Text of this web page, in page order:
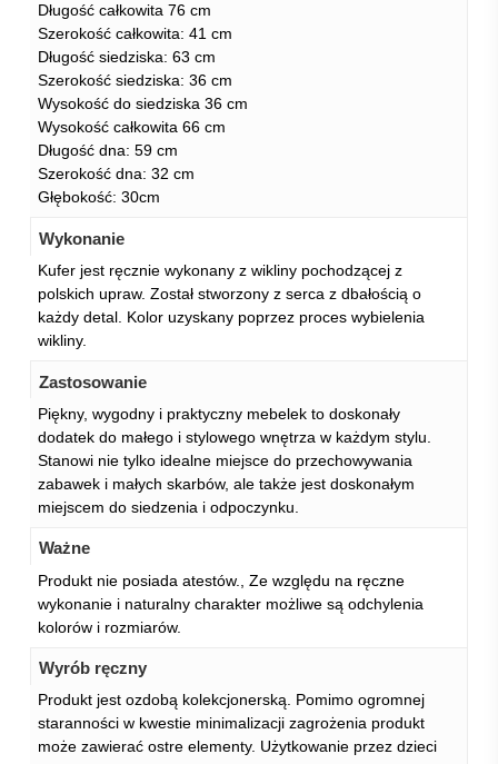
Długość całkowita 76 cm
Szerokość całkowita: 41 cm
Długość siedziska: 63 cm
Szerokość siedziska: 36 cm
Wysokość do siedziska 36 cm
Wysokość całkowita 66 cm
Długość dna: 59 cm
Szerokość dna: 32 cm
Głębokość: 30cm
Wykonanie
Kufer jest ręcznie wykonany z wikliny pochodzącej z
polskich upraw. Został stworzony z serca z dbałością o
każdy detal. Kolor uzyskany poprzez proces wybielenia
wikliny.
Zastosowanie
Piękny, wygodny i praktyczny mebelek to doskonały
dodatek do małego i stylowego wnętrza w każdym stylu.
Stanowi nie tylko idealne miejsce do przechowywania
zabawek i małych skarbów, ale także jest doskonałym
miejscem do siedzenia i odpoczynku.
Ważne
Produkt nie posiada atestów., Ze względu na ręczne
wykonanie i naturalny charakter możliwe są odchylenia
kolorów i rozmiarów.
Wyrób ręczny
Produkt jest ozdobą kolekcjonerską. Pomimo ogromnej
staranności w kwestie minimalizacji zagrożenia produkt
może zawierać ostre elementy. Użytkowanie przez dzieci